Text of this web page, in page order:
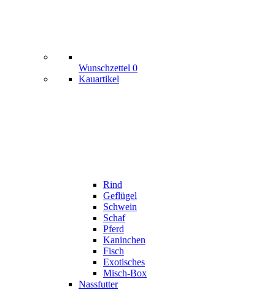
Wunschzettel 0
Kauartikel
Rind
Geflügel
Schwein
Schaf
Pferd
Kaninchen
Fisch
Exotisches
Misch-Box
Nassfutter